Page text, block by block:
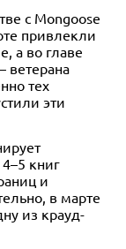
солнце
Купить
Властелин!
Купить
с Mongoose
привлекли
а во главе
ветерана
тех
эти
книг
и
в марте
из крауд-